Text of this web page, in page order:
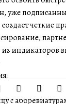
уже
четкие
индикаторов
имидж.
с